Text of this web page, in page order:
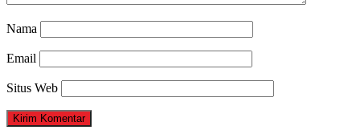
Nama
Email
Situs Web